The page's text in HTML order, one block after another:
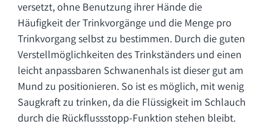
versetzt, ohne Benutzung ihrer Hände die
Häufigkeit der Trinkvorgänge und die Menge pro
Trinkvorgang selbst zu bestimmen. Durch die guten
Verstellmöglichkeiten des Trinkständers und einen
leicht anpassbaren Schwanenhals ist dieser gut am
Mund zu positionieren. So ist es möglich, mit wenig
Saugkraft zu trinken, da die Flüssigkeit im Schlauch
durch die Rückflussstopp-Funktion stehen bleibt.